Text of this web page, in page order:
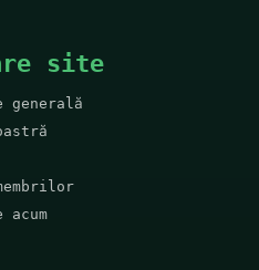
site
generală